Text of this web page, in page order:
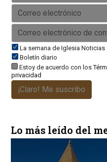
La semana de Iglesia Noticias
Boletín diario
Estoy de acuerdo con los
privacidad
¡Claro! Me suscribo
Lo más leído del